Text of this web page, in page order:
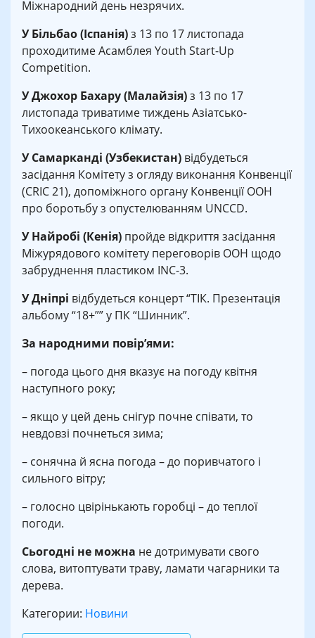
Міжнародний день незрячих.
У Більбао (Іспанія)з 13 по 17 листопада
проходитиме Асамблея Youth Start-Up
Competition.
У Джохор Бахару (Малайзія)з 13 по 17
листопада триватиме тиждень Азіатсько-
Тихоокеанського клімату.
У Самарканді (Узбекистан) відбудеться
засідання Комітету з огляду виконання Конвенції
(CRIC 21), допоміжного органу Конвенції ООН
про боротьбу з опустелюванням UNCCD.
У Найробі (Кенія) пройде відкриття засідання
Міжурядового комітету переговорів ООН щодо
забруднення пластиком INC-3.
У Дніпрі відбудеться концерт “ТІК. Презентація
альбому “18+”” у ПК “Шинник”.
За народними повір’ями:
– погода цього дня вказує на погоду квітня
наступного року;
– якщо у цей день снігур почне співати, то
невдовзі почнеться зима;
– сонячна й ясна погода – до поривчатого і
сильного вітру;
– голосно цвірінькають горобці – до теплої
погоди.
Сьогодні не можна не дотримувати свого
слова, витоптувати траву, ламати чагарники та
дерева.
Категории: Новини